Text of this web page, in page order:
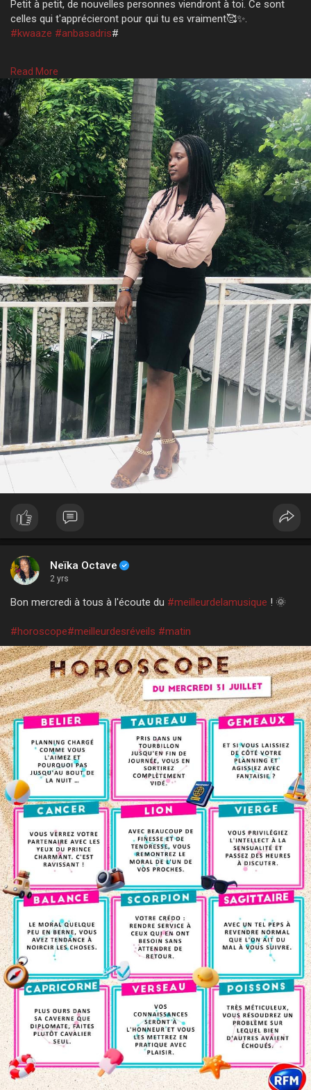
Petit à petit, de nouvelles personnes viendront à toi. Ce sont
celles qui t'apprécieront pour qui tu es vraiment🥰✨️.
#kwaaze #anbasadris#
Hudsonjoseph
Luckenley Shaphard DELFORT
Anderson ELusca
Read More
Neïka Octave
2 yrs
Bon mercredi à tous à l'écoute du #meilleurdelamusique ! 🌞
#horoscope#meilleurdesréveils #matin